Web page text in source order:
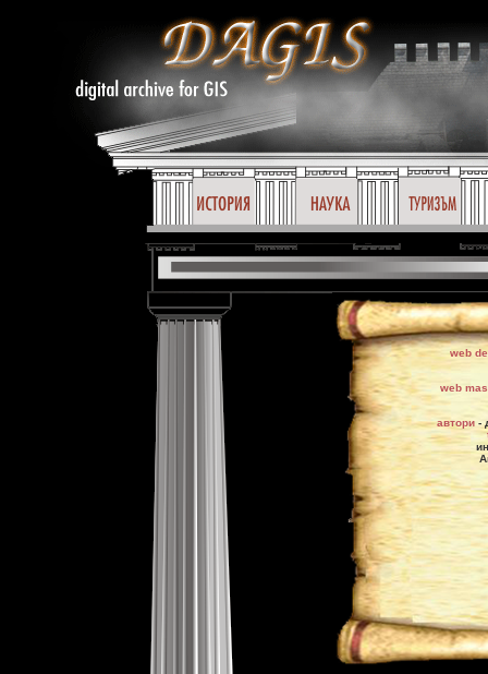
web
web
автори -